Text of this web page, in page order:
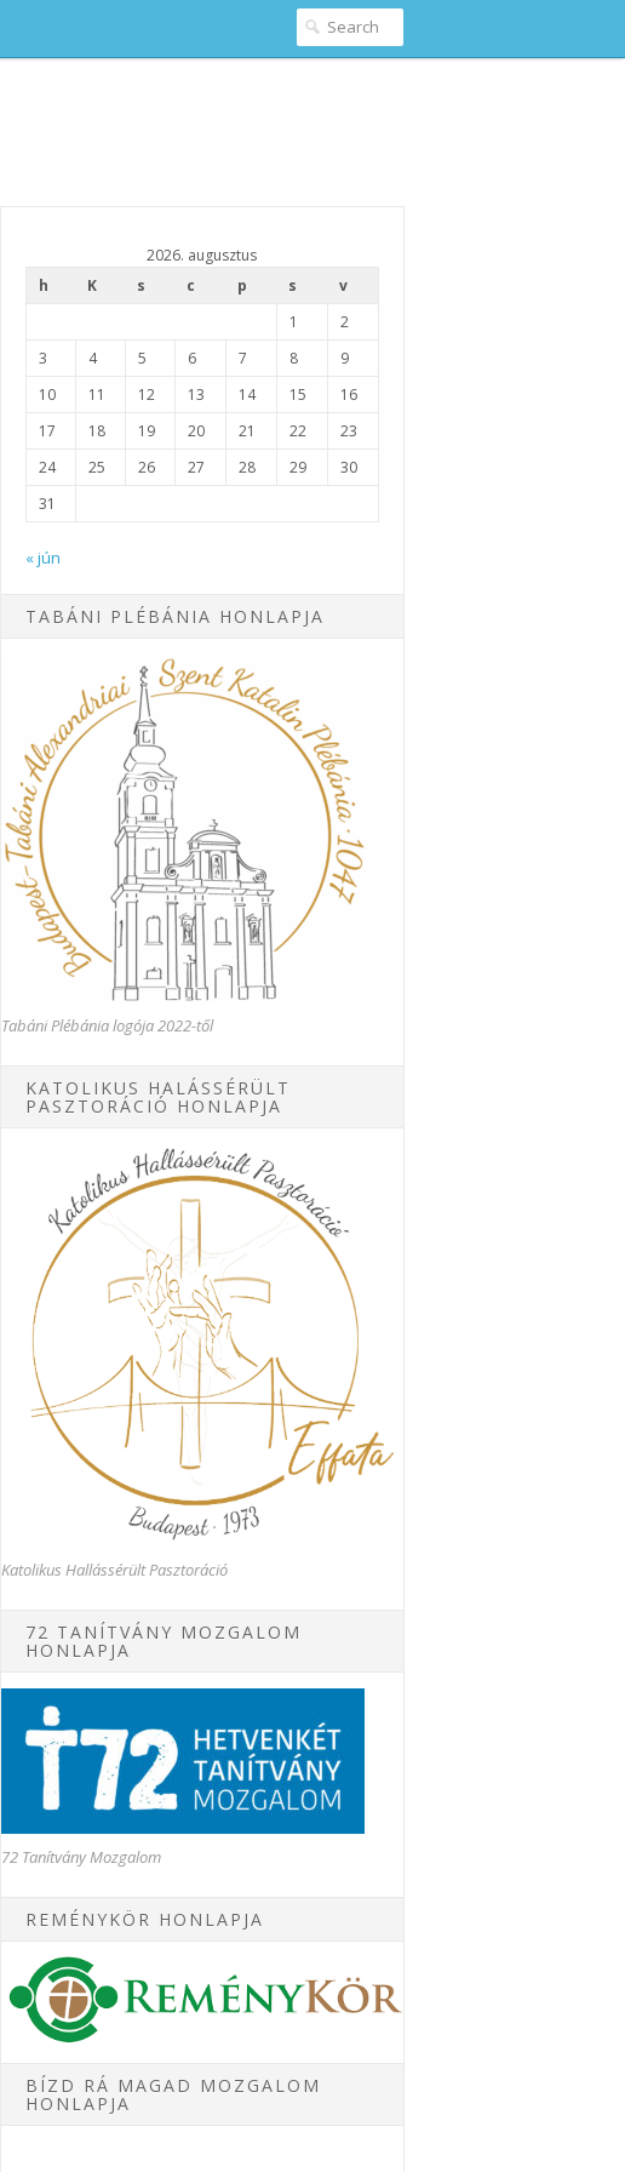
2026. augusztus
h
K s c p s
v
1
2
3
4 5 6 7 8
9
10
11 12 13 14 15
16
17
18 19 20 21 22
23
24
25 26 27 28 29
30
31
« jún
TABÁNI PLÉBÁNIA HONLAPJA
Tabáni Plébánia logója 2022-től
KATOLIKUS HALÁSSÉRÜLT
PASZTORÁCIÓ HONLAPJA
Katolikus Hallássérült Pasztoráció
72 TANÍTVÁNY MOZGALOM
HONLAPJA
72 Tanítvány Mozgalom
REMÉNYKÖR HONLAPJA
BÍZD RÁ MAGAD MOZGALOM
HONLAPJA